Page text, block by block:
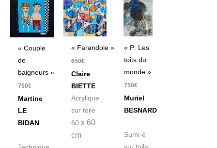
« Couple
de
baigneurs »
750€
Martine
LE
BIDAN
« Farandole »
650€
Claire
BIETTE
Acrylique
sur toile
60x 60
cm
« P: Les
toits du
monde »
750€
Muriel
BESNARD
Sumi-é